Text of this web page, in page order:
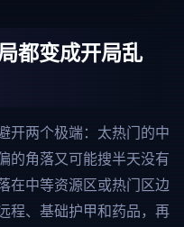
都变成开局乱
开两个极端：太热门的中
的角落又可能搜半天没有
在中等资源区或热门区边
程、基础护甲和药品，再